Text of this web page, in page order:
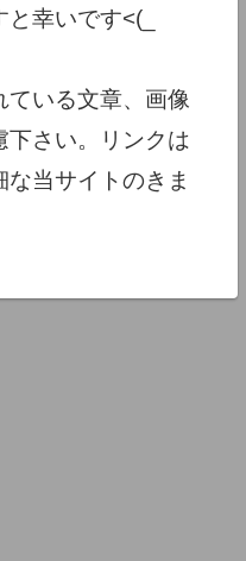
幸いです<(_
ている文章、画像
下さい。リンクは
当サイトのきま